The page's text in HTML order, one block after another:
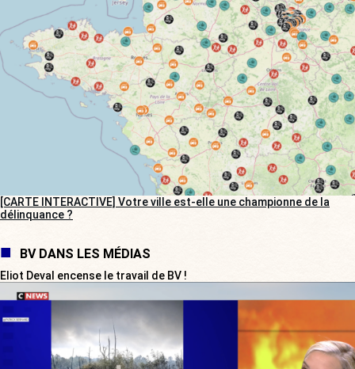
[CARTE INTERACTIVE] Votre ville est-elle une championne de la
délinquance ?
BV DANS LES MÉDIAS
Eliot Deval encense le travail de BV !